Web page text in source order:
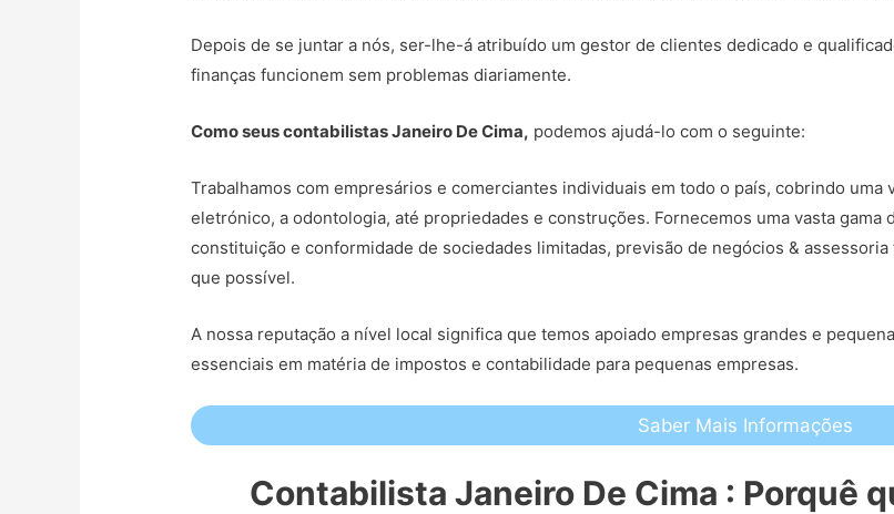
Depois de se juntar a nós, ser-lhe-á atribuído um gestor de clientes dedicado e
finanças funcionem sem problemas diariamente.
Como seus contabilistas Janeiro De Cima, podemos ajudá-lo com o seguinte:
Trabalhamos com empresários e comerciantes individuais em todo o país, cobrindo
eletrónico, a odontologia, até propriedades e construções. Fornecemos uma vasta
constituição e conformidade de sociedades limitadas, previsão de negócios &
que possível.
A nossa reputação a nível local significa que temos apoiado empresas grandes e
essenciais em matéria de impostos e contabilidade para pequenas empresas.
Saber Mais Informações
Contabilista Janeiro De Cima : Porquê